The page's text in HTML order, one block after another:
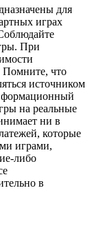
для
играх
При
Помните, что
источником
на реальные
ни в
которые
играми,
либо
в